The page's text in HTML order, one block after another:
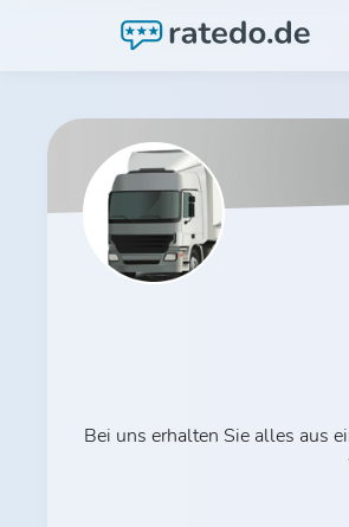
Bei uns erhalten Sie alles aus